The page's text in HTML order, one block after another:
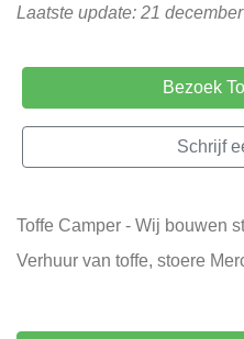
Laatste update: 21
Bezoek
Schrijf
Toffe Camper - Wij bouwen
Verhuur van toffe, stoere